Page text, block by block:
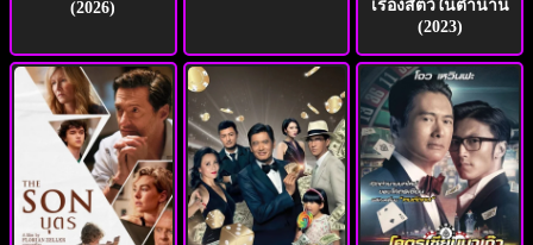
(2026)
เรื่องสัตว์ในตำนาน
(2023)